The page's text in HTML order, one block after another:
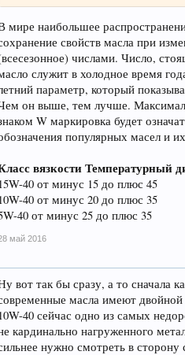
мире наибольшее
свойств масла при
числами. Число,
служит в холодное время
параметр, который
он выше, тем лучше.
W маркировка будет
популярных масел и
вязкости Температурный
15W-40 от минус 15 до плюс 45
10W-40 от минус 20 до плюс 35
40 от минус 25 до плюс 35
май 2016
вот так бы сразу, а то сначала
масла имеют двойной
10W-40 сейчас одно из самых
кардинально нагруженного
нужно смотреть в сторону